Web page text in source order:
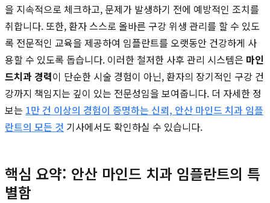
을 지속적으로 체크하고, 문제가 발생하기 전에 예방적인 조치를
취합니다. 또한, 환자 스스로 올바른 구강 위생 관리를 할 수 있도
록 전문적인 교육을 제공하여 임플란트를 오랫동안 건강하게 사
용할 수 있도록 돕습니다. 이러한 철저한 사후 관리 시스템은 마인
드치과 경력이 단순한 시술 경험이 아닌, 환자의 장기적인 구강 건
강까지 책임지는 깊이 있는 전문성임을 보여줍니다. 더 자세한 정
보는 1만 건 이상의 경험이 증명하는 신뢰, 안산 마인드 치과 임플
란트의 모든 것 기사에서도 확인하실 수 있습니다.
핵심 요약: 안산 마인드 치과 임플란트의 특
별함